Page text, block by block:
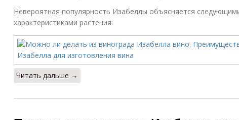
Невероятная популярность Изабеллы объясняется
характеристиками растения:
Читать дальше →